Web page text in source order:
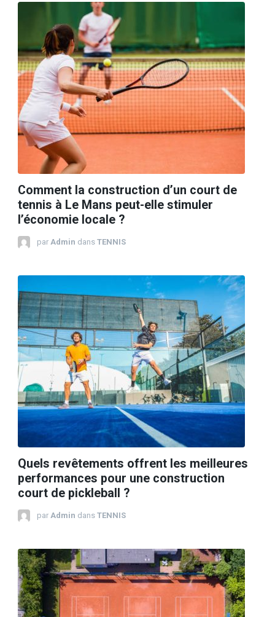
Comment la construction d’un court de
tennis à Le Mans peut-elle stimuler
l’économie locale ?
par Admin dans TENNIS
Quels revêtements offrent les meilleures
performances pour une construction
court de pickleball ?
par Admin dans TENNIS